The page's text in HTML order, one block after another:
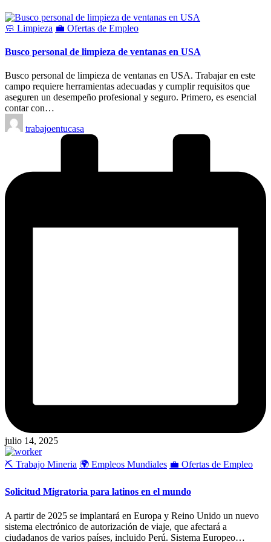
Publicado
🧼 Limpieza 💼 Ofertas de Empleo
Busco personal de limpieza de ventanas en USA
Busco personal de limpieza de ventanas en USA. Trabajar en este
campo requiere herramientas adecuadas y cumplir requisitos que
aseguren un desempeño profesional y seguro. Primero, es esencial
contar con…
Publicado
por
trabajoentucasa
julio 14, 2025
Publicado
⛏️ Trabajo Mineria 🌍 Empleos Mundiales 💼 Ofertas de Empleo
Solicitud Migratoria para latinos en el mundo
A partir de 2025 se implantará en Europa y Reino Unido un nuevo
sistema electrónico de autorización de viaje, que afectará a
ciudadanos de varios países, incluido Perú. Sistema Europeo…